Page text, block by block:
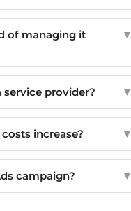
of managing it
▼
service provider? ▼
increase? ▼
campaign? ▼